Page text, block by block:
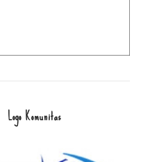
Logo Komunitas